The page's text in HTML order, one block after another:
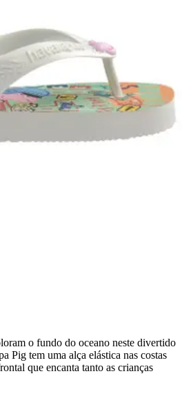
o fundo do oceano neste divertido
Pig tem uma alça elástica nas costas
que encanta tanto as crianças